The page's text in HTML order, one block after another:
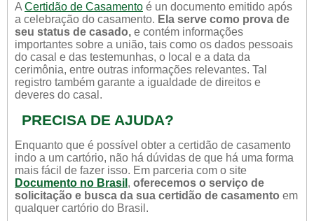
A Certidão de Casamento é un documento emitido após
a celebração do casamento. Ela serve como prova de
seu status de casado, e contém informações
importantes sobre a união, tais como os dados pessoais
do casal e das testemunhas, o local e a data da
cerimônia, entre outras informações relevantes. Tal
registro também garante a igualdade de direitos e
deveres do casal.
PRECISA DE AJUDA?
Enquanto que é possível obter a certidão de casamento
indo a um cartório, não há dúvidas de que há uma forma
mais fácil de fazer isso. Em parceria com o site
Documento no Brasil , oferecemos o serviço de
solicitação e busca da sua certidão de casamento em
qualquer cartório do Brasil.